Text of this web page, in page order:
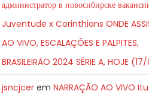
администратор в новосибирске
Juventude x Corinthians ONDE
AO VIVO, ESCALAÇÕES E PALPITES,
BRASILEIRÃO 2024 SÉRIE A, HOJE
jsncjcer emNARRAÇÃO AO VIVO